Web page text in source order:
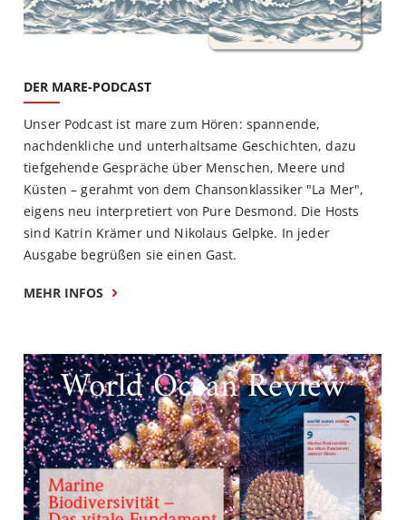
DER MARE-PODCAST
Unser Podcast ist mare zum Hören: spannende,
nachdenkliche und unterhaltsame Geschichten, dazu
tiefgehende Gespräche über Menschen, Meere und
Küsten – gerahmt von dem Chansonklassiker "La Mer",
eigens neu interpretiert von Pure Desmond. Die Hosts
sind Katrin Krämer und Nikolaus Gelpke. In jeder
Ausgabe begrüßen sie einen Gast.
MEHR INFOS
World Ocean Review